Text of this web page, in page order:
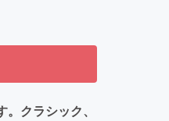
クラシック、